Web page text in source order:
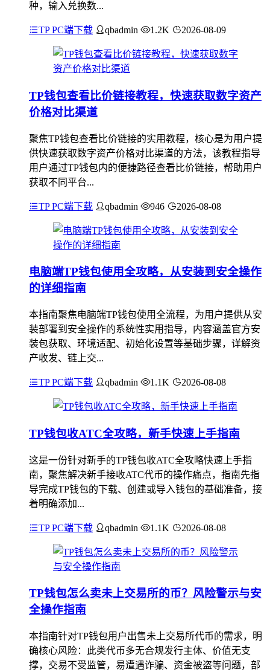
种，输入兑换数...
TP PC端下载 qbadmin 1.2K 2026-08-09
TP钱包查看比价链接教程，快速获取数字资产
价格对比渠道
聚焦TP钱包查看比价链接的实用教程，核心是为用户提
供快速获取数字资产价格对比渠道的方法，该教程指导
用户通过TP钱包内的便捷路径查看比价链接，帮助用户
获取不同平台...
TP PC端下载 qbadmin 946 2026-08-08
电脑端TP钱包使用全攻略，从安装到安全操作
的详细指南
本指南聚焦电脑端TP钱包使用全流程，为用户提供从安
装部署到安全操作的系统性实用指导，内容涵盖官方安
装包获取、环境适配、初始化设置等基础步骤，详解资
产收发、链上交...
TP PC端下载 qbadmin 1.1K 2026-08-08
TP钱包收ATC全攻略，新手快速上手指南
这是一份针对新手的TP钱包收ATC全攻略快速上手指
南，聚焦解决新手接收ATC代币的操作痛点，指南先指
导完成TP钱包的下载、创建或导入钱包的基础准备，接
着明确添加...
TP PC端下载 qbadmin 1.1K 2026-08-08
TP钱包怎么卖未上交易所的币？风险警示与安
全操作指南
本指南针对TP钱包用户出售未上交易所代币的需求，明
确核心风险：此类代币多无合规发行主体、价值无支
撑，交易不受监管，易遭遇诈骗、资金被盗等问题，部